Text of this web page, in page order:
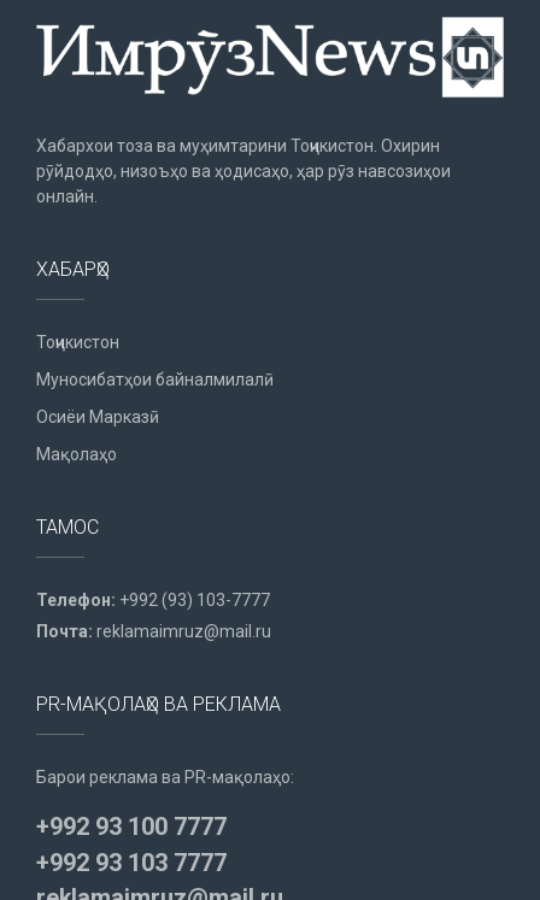
Хабархои тоза ва муҳимтарини Тоҷикистон. Охирин
рӯйдодҳо, низоъҳо ва ҳодисаҳо, ҳар рӯз навсозиҳои
онлайн.
ХАБАРҲО
Тоҷикистон
Муносибатҳои байналмилалӣ
Осиёи Марказӣ
Мақолаҳо
ТАМОС
Телефон: +992 (93) 103-7777
Почта: reklamaimruz@mail.ru
PR-МАҚОЛАҲО ВА РЕКЛАМА
Барои реклама ва PR-мақолаҳо:
+992 93 100 7777
+992 93 103 7777